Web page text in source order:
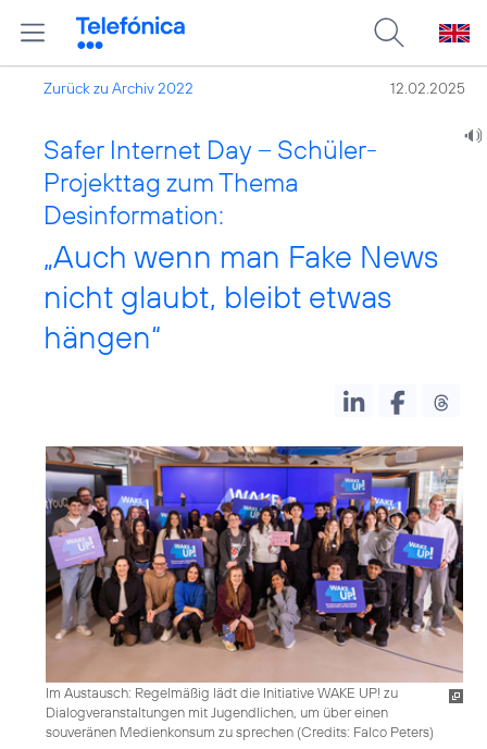
Zurück zu Archiv 2022 12.02.2025
Safer Internet Day – Schüler-
Projekttag zum Thema
Desinformation:
„Auch wenn man Fake News
nicht glaubt, bleibt etwas
hängen“
Im Austausch: Regelmäßig lädt die Initiative WAKE UP! zu
Dialogveranstaltungen mit Jugendlichen, um über einen
souveränen Medienkonsum zu sprechen (Credits: Falco Peters)